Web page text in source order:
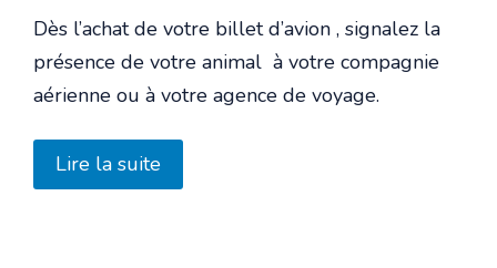
Dès l’achat de votre billet d’avion , signalez la
présence de votre animal à votre compagnie
aérienne ou à votre agence de voyage.
Lire la suite